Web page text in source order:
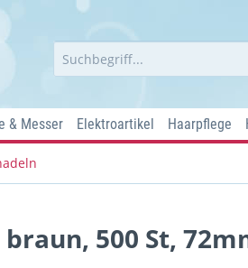
& Messer Elektroartikel Haarpflege
500 St,